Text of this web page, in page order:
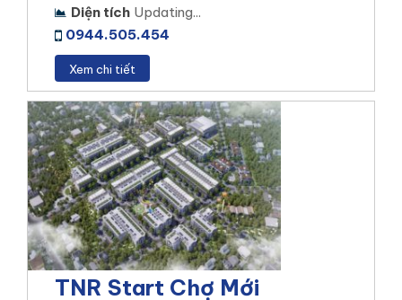
Stk An Bình Cần Thơ
CỒN KHƯƠNG DIAMOND CITY
Vị trí dự án: Cồn Khương, Phường Cái Khế, Quận
Ninh Kiều, TP Cần Thơ
Diện tích Updating...
0944.505.454
Xem chi tiết
TNR Start Chợ Mới